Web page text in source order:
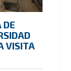
DE
VISITA